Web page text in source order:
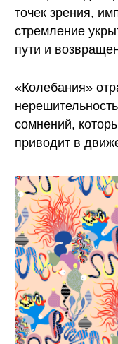
«Колебания» отражают
нерешительность —
сомнений, который
приводит в движение.